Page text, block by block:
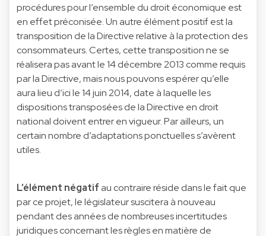
procédures pour l’ensemble du droit économique est
en effet préconisée. Un autre élément positif est la
transposition de la Directive relative à la protection des
consommateurs. Certes, cette transposition ne se
réalisera pas avant le 14 décembre 2013 comme requis
par la Directive, mais nous pouvons espérer qu’elle
aura lieu d’ici le 14 juin 2014, date à laquelle les
dispositions transposées de la Directive en droit
national doivent entrer en vigueur. Par ailleurs, un
certain nombre d’adaptations ponctuelles s’avèrent
utiles.
L’élément négatif au contraire réside dans le fait que
par ce projet, le législateur suscitera à nouveau
pendant des années de nombreuses incertitudes
juridiques concernant les règles en matière de